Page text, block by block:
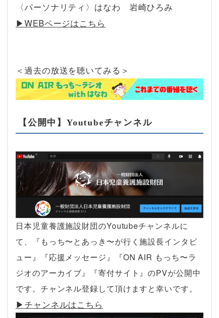
〈パーソナリティ〉はなわ 岩崎ひろみ
▶︎WEBページはこちら
＜過去の放送を聴いてみる＞
【公開中】Youtubeチャンネル
日本児童養護施設財団のYoutubeチャンネルに
て、『もっち〜とあっき〜が行く施設長インタビ
ュー』『応援メッセージ』『ON AIR もっち〜ラ
ジオのアーカイブ』『寄付サイト』のPVが公開中
です。チャンネル登録して頂けますと幸いです。
▶︎チャンネルはこちら